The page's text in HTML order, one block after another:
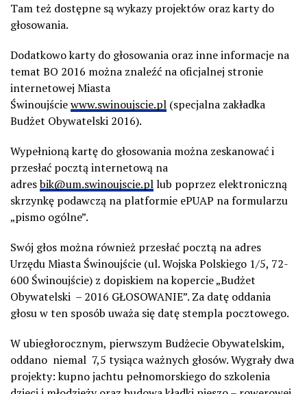
Tam też dostępne są wykazy projektów oraz karty do
głosowania.
Dodatkowo karty do głosowania oraz inne informacje na
temat BO 2016 można znaleźć na oficjalnej stronie
internetowej Miasta
Świnoujściewww.swinoujscie.pl (specjalna zakładka
Budżet Obywatelski 2016).
Wypełnioną kartę do głosowania można zeskanować i
przesłać pocztą internetową na
adresbik@um.swinoujscie.pllub poprzez elektroniczną
skrzynkę podawczą na platformie ePUAP na formularzu
„pismo ogólne”.
Swój głos można również przesłać pocztą na adres
Urzędu Miasta Świnoujście (ul. Wojska Polskiego 1/5, 72-
600 Świnoujście) z dopiskiem na kopercie „Budżet
Obywatelski – 2016 GŁOSOWANIE”. Za datę oddania
głosu w ten sposób uważa się datę stempla pocztowego.
W ubiegłorocznym, pierwszym Budżecie Obywatelskim,
oddano niemal 7,5 tysiąca ważnych głosów. Wygrały dwa
projekty: kupno jachtu pełnomorskiego do szkolenia